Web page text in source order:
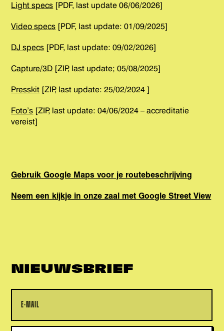
Light specs [PDF, last update 06/06/2026]
Video specs [PDF, last update: 01/09/2025]
DJ specs [PDF, last update: 09/02/2026]
Capture/3D [ZIP, last update; 05/08/2025]
Presskit [ZIP, last update: 25/02/2024 ]
Foto’s [ZIP, last update: 04/06/2024 – accreditatie
vereist]
Gebruik Google Maps voor je routebeschrijving
Neem een kijkje in onze zaal met Google Street View
NIEUWSBRIEF
Name
E-mailadres